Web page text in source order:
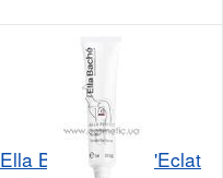
Ella Bache Fruit d'Eclat